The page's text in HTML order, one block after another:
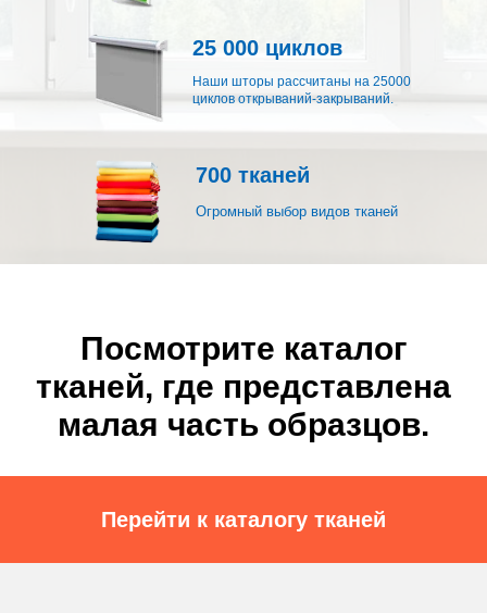
25 000 циклов
Наши шторы рассчитаны на 25000
циклов открываний-закрываний.
Огромный выбор видов тканей
700 тканей
Посмотрите каталог
тканей, где представлена
малая часть образцов.
Перейти к каталогу тканей